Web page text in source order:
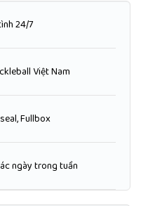
24/7
Việt Nam
Fullbox
ngày trong tuần